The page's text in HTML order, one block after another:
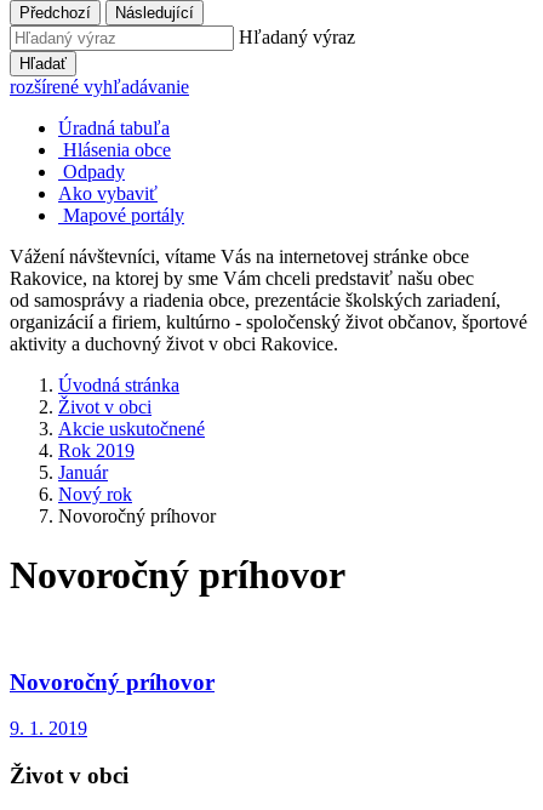
Předchozí Následující
Hľadaný výraz
Hľadať
rozšírené vyhľadávanie
Úradná tabuľa
Hlásenia obce
Odpady
Ako vybaviť
Mapové portály
Vážení návštevníci, vítame Vás na internetovej stránke obce
Rakovice, na ktorej by sme Vám chceli predstaviť našu obec
od samosprávy a riadenia obce, prezentácie školských zariadení,
organizácií a firiem, kultúrno - spoločenský život občanov, športové
aktivity a duchovný život v obci Rakovice.
Úvodná stránka
Život v obci
Akcie uskutočnené
Rok 2019
Január
Nový rok
Novoročný príhovor
Novoročný príhovor
Novoročný príhovor
9. 1. 2019
Život v obci